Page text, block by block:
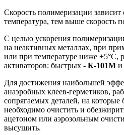
Скорость полимеризации
температура, тем выше скорость
С целью ускорения
на неактивных металлах, при
или при температуре ниже +5°С,
активаторов: быстрых - К-101М и
Для достижения наибольшей
анаэробных клеев-герметиков,
сопрягаемых деталей, на которые
необходимо очистить и
ацетоном или аэрозольным
высушить.